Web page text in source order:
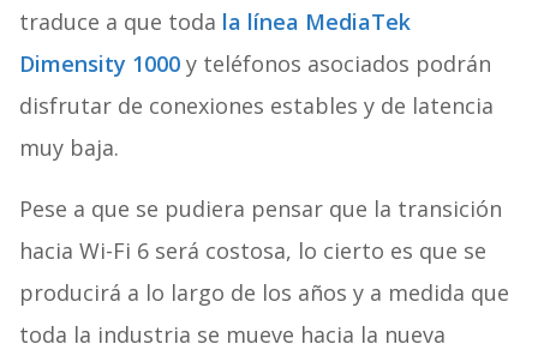
traduce a que toda la línea MediaTek
Dimensity 1000y teléfonos asociados podrán
disfrutar de conexiones estables y de latencia
muy baja.
Pese a que se pudiera pensar que la transición
hacia Wi-Fi 6 será costosa, lo cierto es que se
producirá a lo largo de los años y a medida que
toda la industria se mueve hacia la nueva